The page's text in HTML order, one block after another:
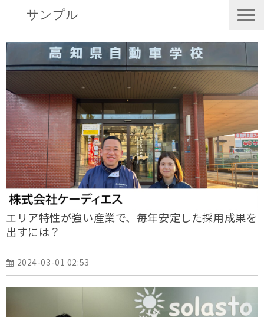
サンプル
キミスカの特徴
キミスカの機能
活用事例
料金プラン
お役立ち資料
セミナー
エリア特性が強い産業で、毎年安定した採用成果を
出すには？
2024-03-01 02:53